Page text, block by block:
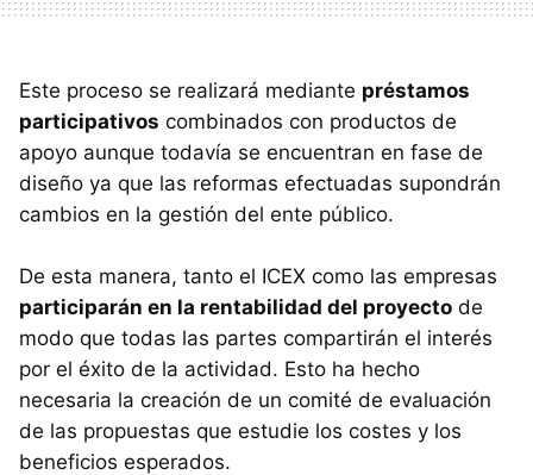
Este proceso se realizará mediante préstamos
participativos combinados con productos de
apoyo aunque todavía se encuentran en fase de
diseño ya que las reformas efectuadas supondrán
cambios en la gestión del ente público.
De esta manera, tanto el ICEX como las empresas
participarán en la rentabilidad del proyecto de
modo que todas las partes compartirán el interés
por el éxito de la actividad. Esto ha hecho
necesaria la creación de un comité de evaluación
de las propuestas que estudie los costes y los
beneficios esperados.